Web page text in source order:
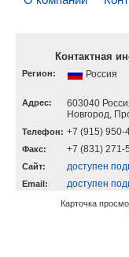
Контактная
Регион: Россия
Адрес:
603040
Новгород,
Телефон: +7 (915) 950-
Факс: +7 (831) 271-
Cайт: доступен
Email: доступен
Карточка